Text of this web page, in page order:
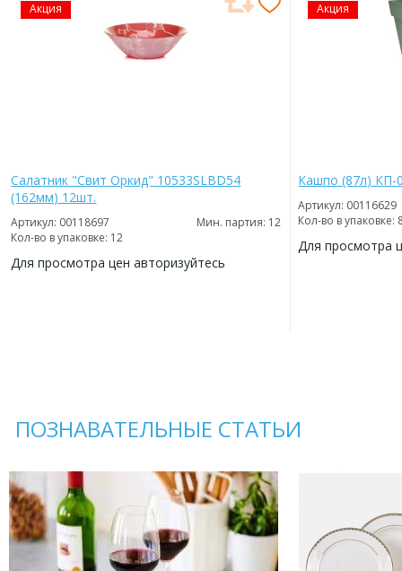
Акция
Салатник "Свит Оркид" 10533SLBD54
(162мм) 12шт.
Артикул: 00118697
Мин. партия: 12
Кол-во в упаковке: 12
Для просмотра цен авторизуйтесь
Акция
Кашпо (87л) КП-
Артикул: 00116629
Кол-во в упаковке:
Для просмотра
ПОЗНАВАТЕЛЬНЫЕ СТАТЬИ